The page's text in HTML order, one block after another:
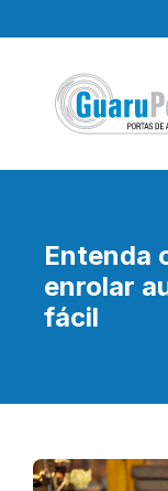
para
conteúdo
Entenda
enrolar
fácil